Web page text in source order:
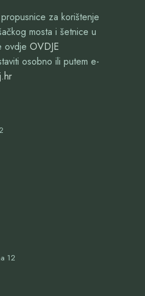
za korištenje
mosta i šetnice u
ovdje OVDJE
osobno ili putem e-
12